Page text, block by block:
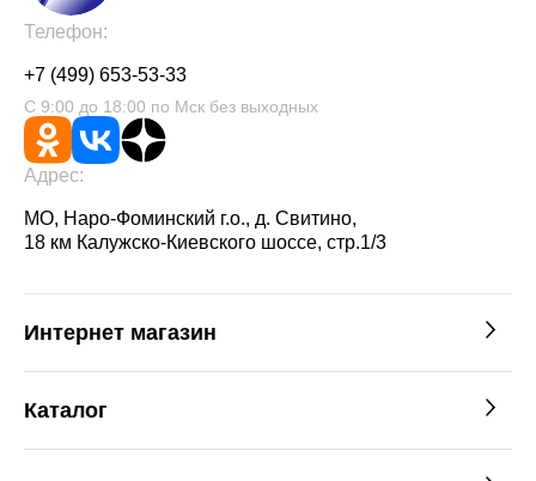
Телефон:
+7 (499) 653-53-33
С 9:00 до 18:00 по Мск без выходных
Адрес:
МО, Наро-Фоминский г.о., д. Свитино,
18 км Калужско-Киевского шоссе, стр.1/3
Интернет магазин
Каталог